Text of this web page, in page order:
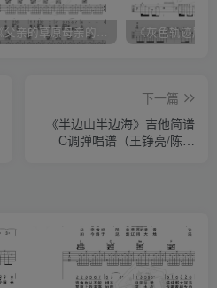
下一篇
《半边山半边海》吉他简谱
C调弹唱谱（王铮亮/陈楚